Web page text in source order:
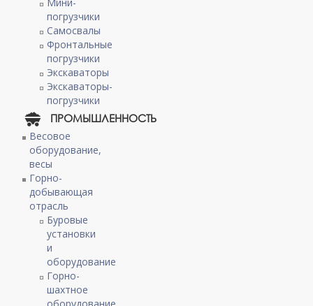
Мини-
погрузчики
Самосвалы
Фронтальные
погрузчики
Экскаваторы
Экскаваторы-
погрузчики
ПРОМЫШЛЕННОСТЬ
Весовое
оборудование,
весы
Горно-
добывающая
отрасль
Буровые
установки
и
оборудование
Горно-
шахтное